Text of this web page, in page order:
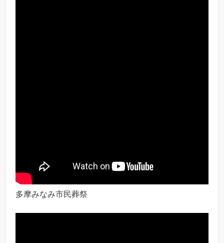
多摩みなみ市民葬祭